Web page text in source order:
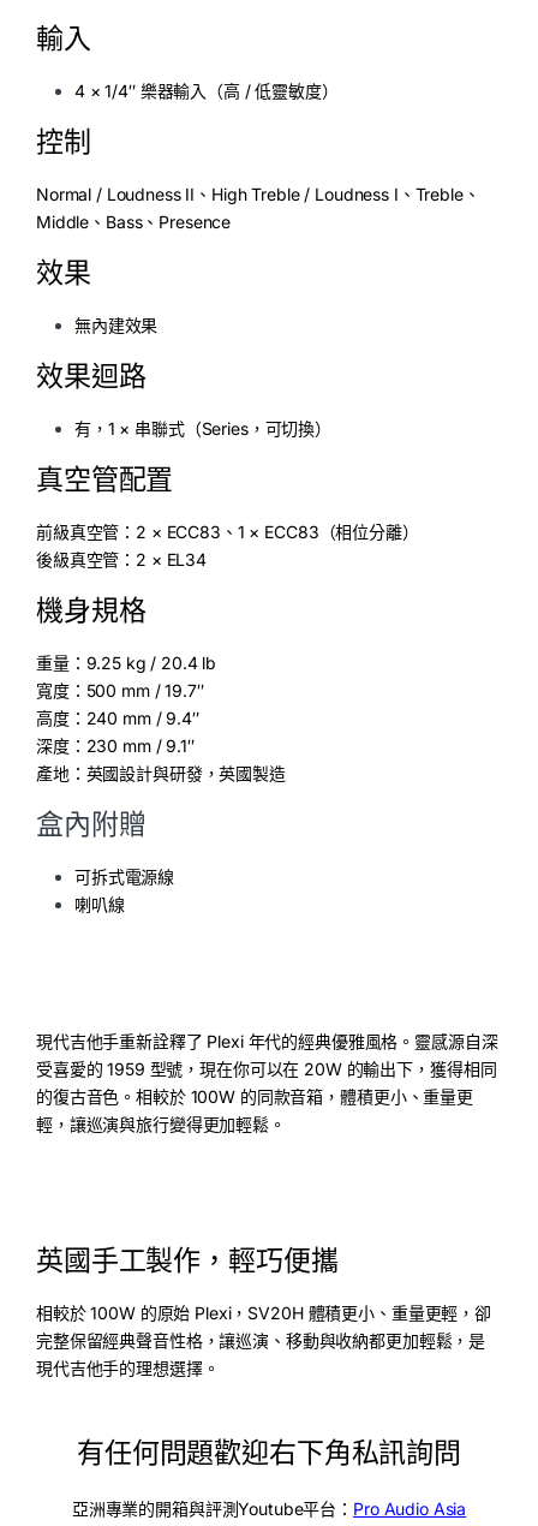
輸入
4 × 1/4″ 樂器輸入（高 / 低靈敏度）
控制
Normal / Loudness II、High Treble / Loudness I、Treble、
Middle、Bass、Presence
效果
無內建效果
效果迴路
有，1 × 串聯式（Series，可切換）
真空管配置
前級真空管：2 × ECC83、1 × ECC83（相位分離）
後級真空管：2 × EL34
機身規格
重量：9.25 kg / 20.4 lb
寬度：500 mm / 19.7″
高度：240 mm / 9.4″
深度：230 mm / 9.1″
產地：英國設計與研發，英國製造
盒內附贈
可拆式電源線
喇叭線
現代吉他手重新詮釋了 Plexi 年代的經典優雅風格。靈感源自深
受喜愛的 1959 型號，現在你可以在 20W 的輸出下，獲得相同
的復古音色。相較於 100W 的同款音箱，體積更小、重量更
輕，讓巡演與旅行變得更加輕鬆。
英國手工製作，輕巧便攜
相較於 100W 的原始 Plexi，SV20H 體積更小、重量更輕，卻
完整保留經典聲音性格，讓巡演、移動與收納都更加輕鬆，是
現代吉他手的理想選擇。
有任何問題歡迎右下角私訊詢問
亞洲專業的開箱與評測Youtube平台： Pro Audio Asia